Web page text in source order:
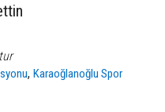
,Karaoğlanoğlu Spor